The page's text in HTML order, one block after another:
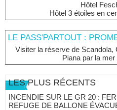
Hôtel
Hôtel 3 étoiles en
LE PASS'PARTOUT :
Visiter la réserve de Scandola,
Piana par la
LES PLUS RÉCENTS
INCENDIE SUR LE GR 20 :
REFUGE DE BALLONE